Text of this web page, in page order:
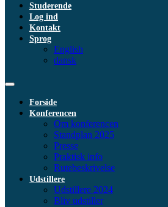
Studerende
Log ind
Kontakt
Sprog
English
dansk
Forside
Konferencen
Om konferencen
Standplan 2025
Presse
Praktisk info
Rutebeskrivelse
Udstillere
Udstillere 2024
Bliv udstiller